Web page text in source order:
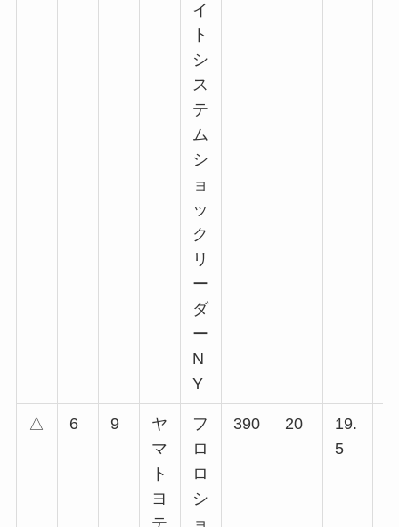
イ
ト
シ
ス
テ
ム
シ
ョ
ッ
ク
リ
ー
ダ
ー
N
Y
△ 6 9
ヤ
マ
ト
ヨ
フ
ロ
ロ
シ
390 20
19.
5